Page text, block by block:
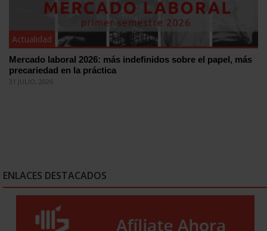
Actualidad
Mercado laboral 2026: más indefinidos sobre el papel, más
precariedad en la práctica
31 JULIO, 2026
ENLACES DESTACADOS